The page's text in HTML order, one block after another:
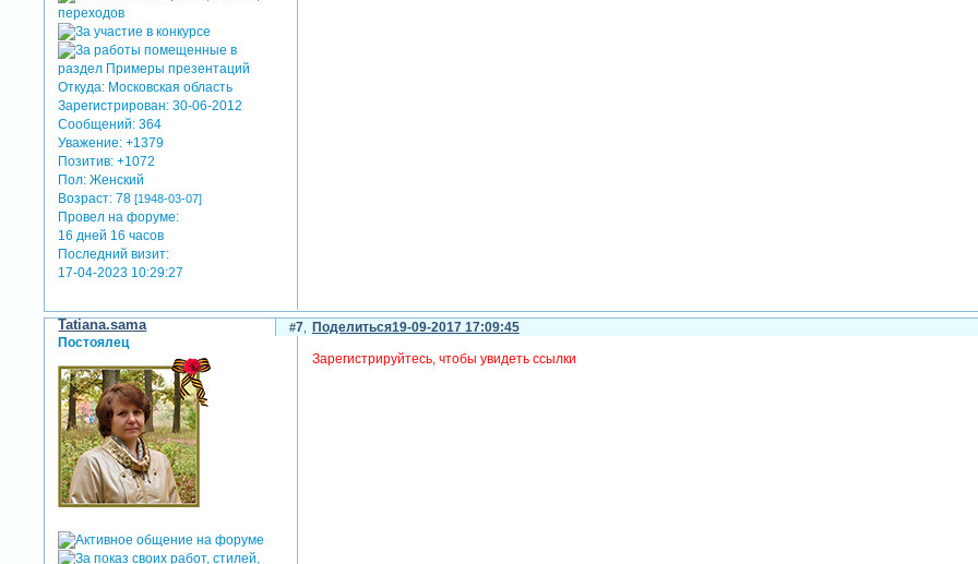
Откуда: Московская область
Зарегистрирован: 30-06-2012
Сообщений: 364
Уважение: +1379
Позитив: +1072
Пол: Женский
Возраст: 78[1948-03-07]
Провел на форуме:
16 дней 16 часов
Последний визит:
17-04-2023 10:29:27
Поделиться
7 19-09-2017 17:09:45
Tatiana.sama
Постоялец
Зарегистрируйтесь, чтобы увидеть ссылки